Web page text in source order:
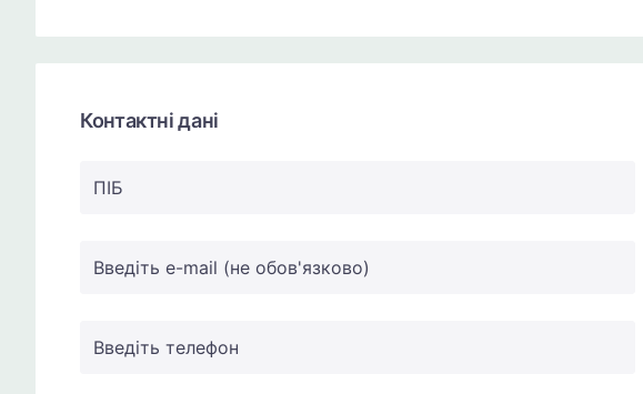
Контактні дані
ПIБ
Введіть e-mail (не обов'язково)
Введіть телефон